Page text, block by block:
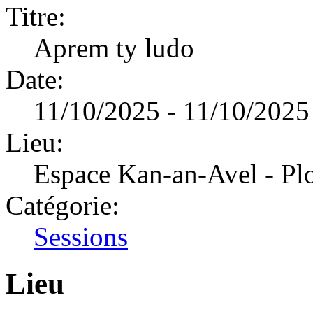
Titre:
Aprem ty ludo
Date:
11/10/2025 - 11/10/
Lieu:
Espace Kan-an-Avel -
Catégorie:
Sessions
Lieu